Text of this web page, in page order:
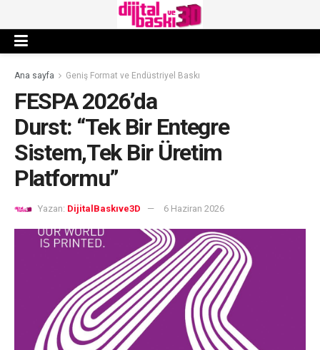
Ana sayfa Geniş Format ve Endüstriyel Baskı
FESPA 2026’da
Durst: “Tek Bir Entegre
Sistem,Tek Bir Üretim
Platformu”
Yazan: DijitalBaskıve3D 6 Haziran 2026